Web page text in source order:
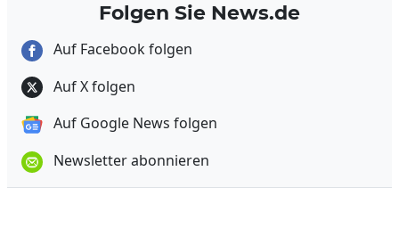
Folgen Sie News.de
Auf Facebook folgen
Auf X folgen
Auf Google News folgen
Newsletter abonnieren